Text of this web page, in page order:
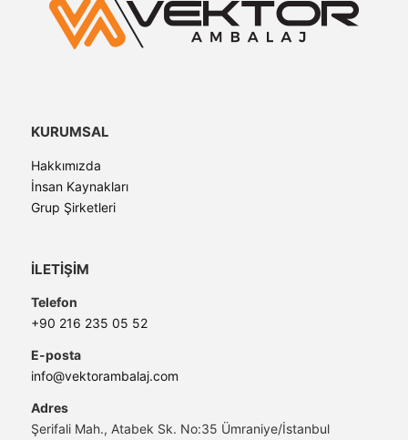
KURUMSAL
Hakkımızda
İnsan Kaynakları
Grup Şirketleri
İLETİŞİM
Telefon
+90 216 235 05 52
E-posta
info@vektorambalaj.com
Adres
Şerifali Mah., Atabek Sk. No:35 Ümraniye/İstanbul